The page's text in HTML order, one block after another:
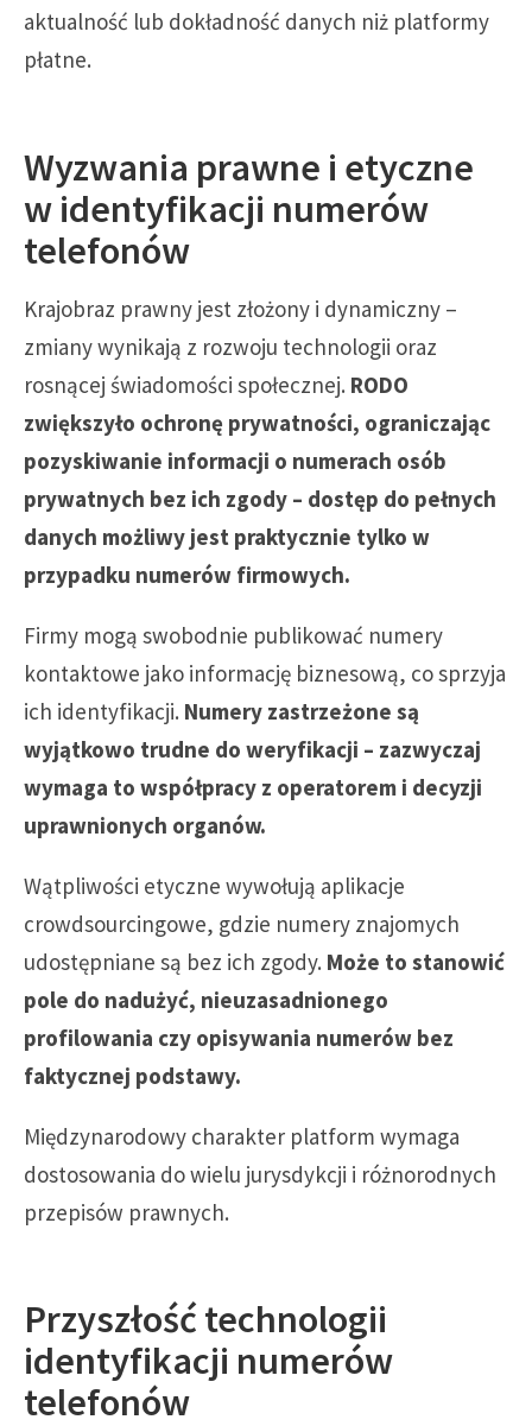
aktualność lub dokładność danych niż platformy
płatne.
Wyzwania prawne i etyczne
w identyfikacji numerów
telefonów
Krajobraz prawny jest złożony i dynamiczny –
zmiany wynikają z rozwoju technologii oraz
rosnącej świadomości społecznej. RODO
zwiększyło ochronę prywatności, ograniczając
pozyskiwanie informacji o numerach osób
prywatnych bez ich zgody – dostęp do pełnych
danych możliwy jest praktycznie tylko w
przypadku numerów firmowych.
Firmy mogą swobodnie publikować numery
kontaktowe jako informację biznesową, co sprzyja
ich identyfikacji. Numery zastrzeżone są
wyjątkowo trudne do weryfikacji – zazwyczaj
wymaga to współpracy z operatorem i decyzji
uprawnionych organów.
Wątpliwości etyczne wywołują aplikacje
crowdsourcingowe, gdzie numery znajomych
udostępniane są bez ich zgody. Może to stanowić
pole do nadużyć, nieuzasadnionego
profilowania czy opisywania numerów bez
faktycznej podstawy.
Międzynarodowy charakter platform wymaga
dostosowania do wielu jurysdykcji i różnorodnych
przepisów prawnych.
Przyszłość technologii
identyfikacji numerów
telefonów